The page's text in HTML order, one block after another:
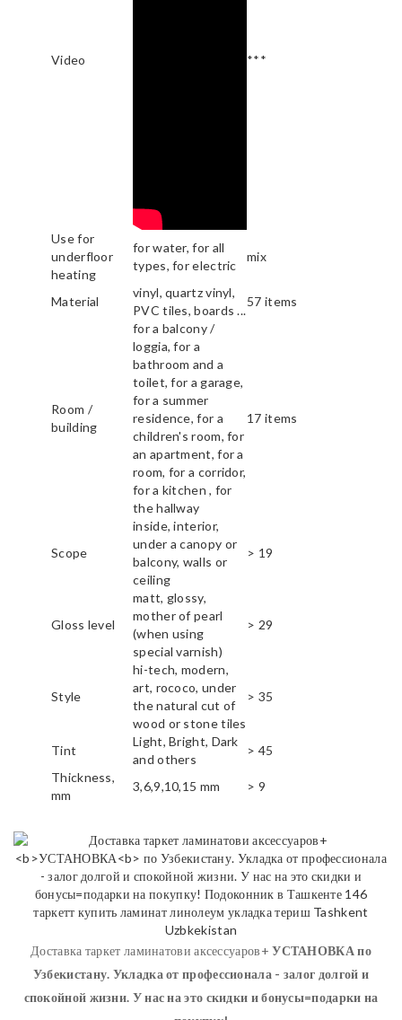
Video ***
Use for
underfloor
heating
for water, for all
types, for electric
mix
Material
vinyl, quartz vinyl,
PVC tiles, boards ...
57 items
Room /
building
for a balcony /
loggia, for a
bathroom and a
toilet, for a garage,
for a summer
residence, for a
children's room, for
an apartment, for a
room, for a corridor,
for a kitchen , for
the hallway
17 items
Scope
inside, interior,
under a canopy or
balcony, walls or
ceiling
> 19
Gloss level
matt, glossy,
mother of pearl
(when using
special varnish)
> 29
Style
hi-tech, modern,
art, rococo, under
the natural cut of
wood or stone tiles
> 35
Tint
Light, Bright, Dark
and others
> 45
Thickness,
mm
3,6,9,10,15 mm > 9
Доставка таркет ламинатови аксессуаров+УСТАНОВКАпо
Узбекистану. Укладка от профессионала - залог долгой и
спокойной жизни. У нас на это скидки и бонусы=подарки на